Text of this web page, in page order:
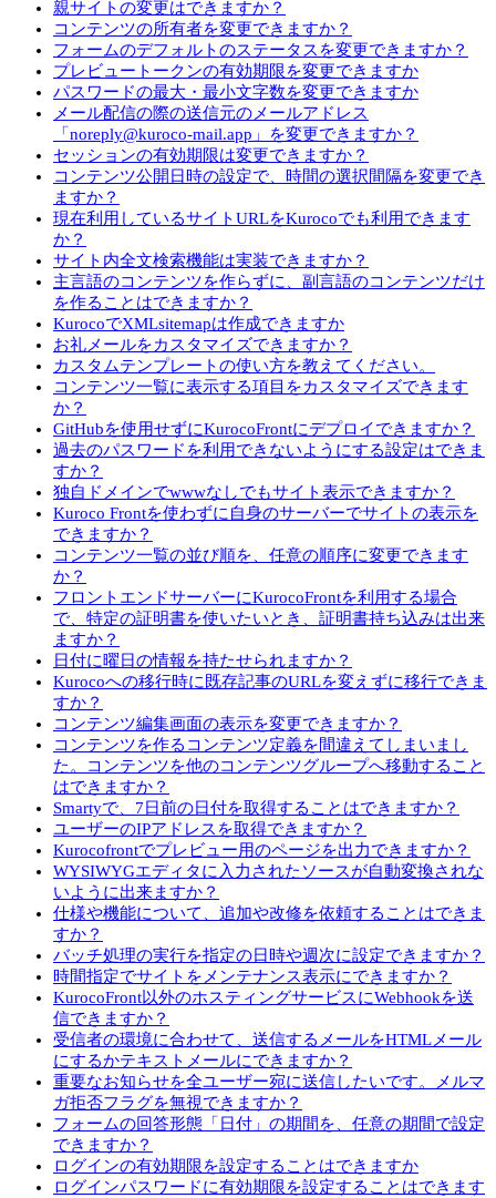
親サイトの変更はできますか？
コンテンツの所有者を変更できますか？
フォームのデフォルトのステータスを変更できますか？
プレビュートークンの有効期限を変更できますか
パスワードの最大・最小文字数を変更できますか
メール配信の際の送信元のメールアドレス
「noreply@kuroco-mail.app」を変更できますか？
セッションの有効期限は変更できますか？
コンテンツ公開日時の設定で、時間の選択間隔を変更でき
ますか？
現在利用しているサイトURLをKurocoでも利用できます
か？
サイト内全文検索機能は実装できますか？
主言語のコンテンツを作らずに、副言語のコンテンツだけ
を作ることはできますか？
KurocoでXMLsitemapは作成できますか
お礼メールをカスタマイズできますか？
カスタムテンプレートの使い方を教えてください。
コンテンツ一覧に表示する項目をカスタマイズできます
か？
GitHubを使用せずにKurocoFrontにデプロイできますか？
過去のパスワードを利用できないようにする設定はできま
すか？
独自ドメインでwwwなしでもサイト表示できますか？
Kuroco Frontを使わずに自身のサーバーでサイトの表示を
できますか？
コンテンツ一覧の並び順を、任意の順序に変更できます
か？
フロントエンドサーバーにKurocoFrontを利用する場合
で、特定の証明書を使いたいとき、証明書持ち込みは出来
ますか？
日付に曜日の情報を持たせられますか？
Kurocoへの移行時に既存記事のURLを変えずに移行できま
すか？
コンテンツ編集画面の表示を変更できますか？
コンテンツを作るコンテンツ定義を間違えてしまいまし
た。コンテンツを他のコンテンツグループへ移動すること
はできますか？
Smartyで、7日前の日付を取得することはできますか？
ユーザーのIPアドレスを取得できますか？
Kurocofrontでプレビュー用のページを出力できますか？
WYSIWYGエディタに入力されたソースが自動変換されな
いように出来ますか？
仕様や機能について、追加や改修を依頼することはできま
すか？
バッチ処理の実行を指定の日時や週次に設定できますか？
時間指定でサイトをメンテナンス表示にできますか？
KurocoFront以外のホスティングサービスにWebhookを送
信できますか？
受信者の環境に合わせて、送信するメールをHTMLメール
にするかテキストメールにできますか？
重要なお知らせを全ユーザー宛に送信したいです。メルマ
ガ拒否フラグを無視できますか？
フォームの回答形態「日付」の期間を、任意の期間で設定
できますか？
ログインの有効期限を設定することはできますか
ログインパスワードに有効期限を設定することはできます